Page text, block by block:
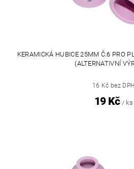
KERAMICKÁ HUBICE 25MM Č.6 PRO
(ALTERNATIVNÍ
16 Kč bez DPH
19 Kč / ks